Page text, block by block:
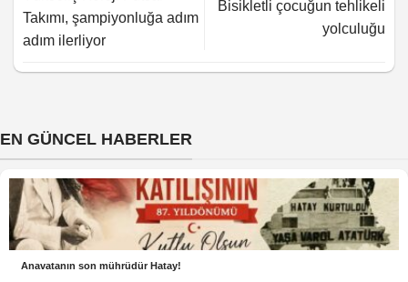
Takımı, şampiyonluğa adım
adım ilerliyor
Bisikletli çocuğun tehlikeli
yolculuğu
EN GÜNCEL HABERLER
Anavatanın son mührüdür Hatay!